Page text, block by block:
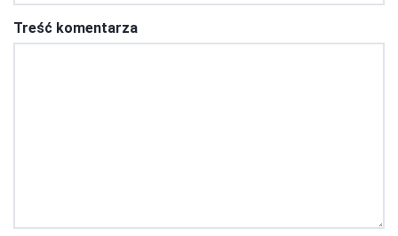
Treść komentarza